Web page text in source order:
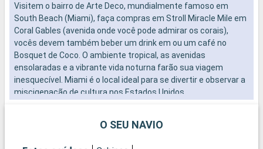
Visitem o bairro de Arte Deco, mundialmente famoso em
South Beach (Miami), faça compras em Stroll Miracle Mile em
Coral Gables (avenida onde você pode admirar os corais),
vocês devem também beber um drink em ou um café no
Bosquet de Coco. O ambiente tropical, as avenidas
ensolaradas e a vibrante vida noturna farão sua viagem
inesquecível. Miami é o local ideal para se divertir e observar a
miscigenação de cultura nos Estados Unidos.
O SEU NAVIO